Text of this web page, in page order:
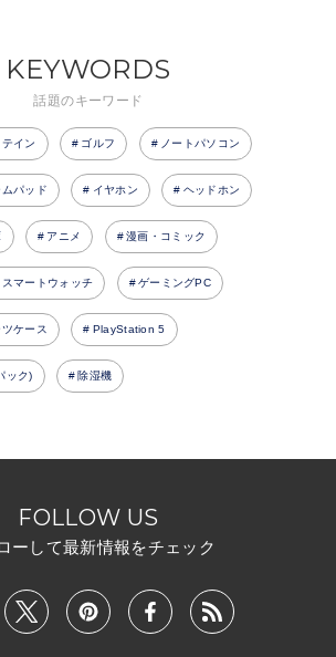
KEYWORDS
話題のキーワード
イン ゴルフ ノートパソコン
パッド イヤホン ヘッドホン
アニメ 漫画・コミック
スマートウォッチ ゲーミングPC
ケース PlayStation 5
ック) 除湿機
FOLLOW US
ーして最新情報をチェック